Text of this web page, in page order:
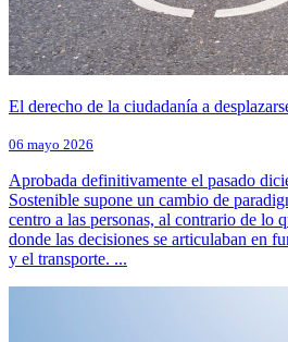
El derecho de la ciudadanía a
06 mayo 2026
Aprobada definitivamente el pasado
Sostenible supone un cambio de
centro a las personas, al contrario de lo
donde las decisiones se articulaban en
y el transporte. ...